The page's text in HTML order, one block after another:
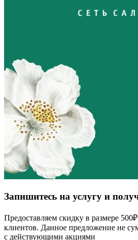
Запишитесь на услугу и
Предоставляем скидку в размере
клиентов. Данное предложение не
с действующими акциями